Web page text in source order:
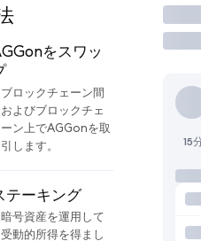
をスワッ
ブロックチェーン間
およびブロックチェ
ーン上でAGGonを取
引します。
テーキング
暗号資産を運用して
受動的所得を得まし
取引
15